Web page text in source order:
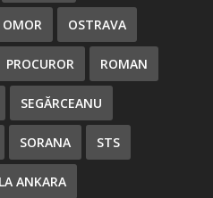
OMOR OSTRAVA
PROCUROR ROMAN
SEGĂRCEANU
SORANA STS
ANKARA